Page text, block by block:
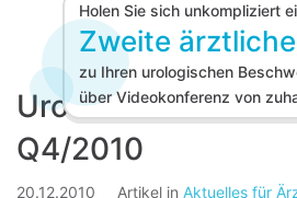
Holen Sie sich unkompliziert
Zweite
zu Ihren urologischen
über Videokonferenz von
Uro-GmbH
Q4/2010
20.12.2010 Artikel in Aktuelles für